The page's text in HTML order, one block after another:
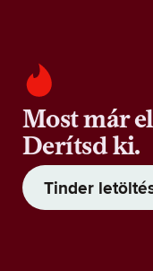
Most már
Derítsd ki.
Tinder